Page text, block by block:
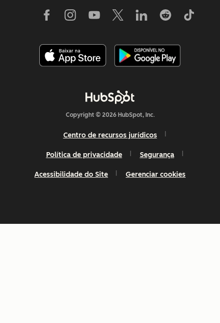
Copyright © 2026 HubSpot, Inc.
Centro de recursos jurídicos
Política de privacidade Segurança
Acessibilidade do Site Gerenciar cookies